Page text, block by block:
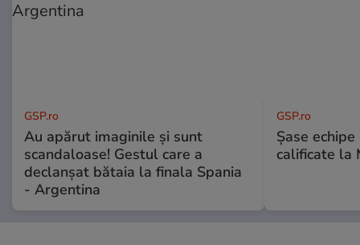
GSP.ro
Au apărut imaginile și sunt
scandaloase! Gestul care a
declanșat bătaia la finala Spania
- Argentina
GSP.ro
Șase
calificate la